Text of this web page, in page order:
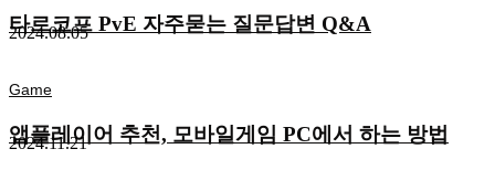
타르코프 PvE 자주묻는 질문답변 Q&A
2024.08.05
Game
앱플레이어 추천, 모바일게임 PC에서 하는 방법
2024.11.21